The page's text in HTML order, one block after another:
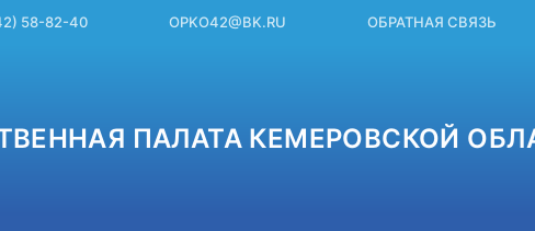
58-82-40 OPKO42@BK.RU ОБРАТНАЯ СВЯЗЬ
ПАЛАТА КЕМЕРОВСКОЙ